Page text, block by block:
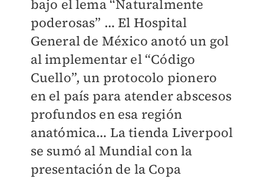
bajo el lema “Naturalmente
poderosas” … El Hospital
General de México anotó un gol
al implementar el “Código
Cuello”, un protocolo pionero
en el país para atender abscesos
profundos en esa región
anatómica… La tienda Liverpool
se sumó al Mundial con la
presentación de la Copa